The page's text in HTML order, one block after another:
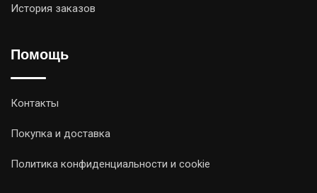
История заказов
Помощь
Контакты
Покупка и доставка
Политика конфиденциальности и cookie